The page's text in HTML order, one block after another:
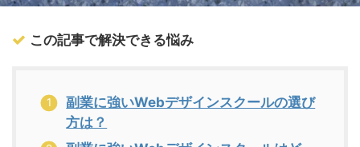
この記事で解決できる悩み
副業に強いWebデザインスクールの選び
方は？